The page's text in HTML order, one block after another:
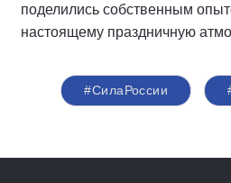
поделились собственным
настоящему праздничную
#СилаРоссии